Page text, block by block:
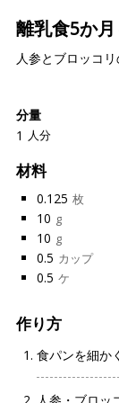
離乳食5か
人参とブロッコ
分量
1 人分
材料
0.125 枚
10 g
10 g
0.5 カップ
0.5 ケ
作り方
食パンを細か